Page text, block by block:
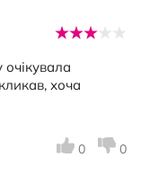
хоча
0 0